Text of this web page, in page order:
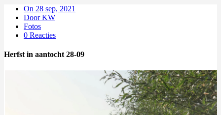
On 28 sep, 2021
Door KW
Fotos
0 Reacties
Herfst in aantocht 28-09